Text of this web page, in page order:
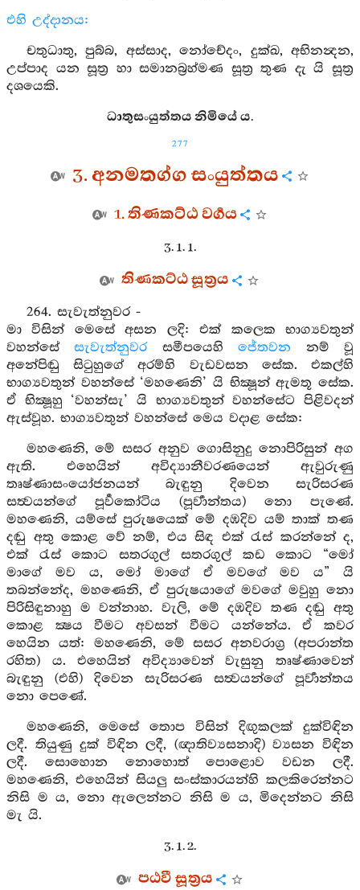
එහි උද්දානය:
චතුධාතු, පුබ්බ, අස්සාද, නෝචේදං, දුක්ඛ, අභිනන්‍දන,
උප්පාද යන සූත්‍ර හා සමානබ්‍රහ්මණ සූත්‍ර තුණ දැ යි සූත්‍ර
දශයෙකි.
ධාතුසංයුත්තය නිමියේ ය.
277
3. අනමතග්ග සංයුත්තය
1. තිණකට්ඨ වර්‍ගය
3. 1. 1.
තිණකට්ඨ සූත්‍රය
264. සැවැත්නුවර -
මා විසින් මෙසේ අසන ලදි: එක් කලෙක භාග්‍යවතුන්
වහන්සේසැවැත්නුවරසමීපයෙහිජේතවන නම් වූ
අනේපිඬු සිටුහුගේ අරම්හි වැඩවසන සේක. එකල්හි
භාග්‍යවතුන් වහන්සේ ‘මහණෙනි’ යි භික්‍ෂූන් ඇමතූ සේක.
ඒ භික්‍ෂූහු ‘වහන්සැ’ යි භාග්‍යවතුන් වහන්සේට පිළිවදන්
ඇස්වූහ. භාග්‍යවතුන් වහන්සේ මෙය වදාළ සේක:
මහණෙනි, මේ සසර අනුව ගොසිනුදු නොපිරිසුන් අග
ඇති. එහෙයින් අවිද්‍යානීවරණයෙන් ඇවුරුණු
තෘෂ්ණාසංයෝජනයන් බැඳුනු දිවෙන සැරිසරණ
සත්‍වයන්ගේ පූර්‍වකෝටිය (පූර්‍වාන්තය) නො පැණේ.
මහණෙනි, යම්සේ පුරුෂයෙක් මේ දඹදිව යම් තාක් තණ
දඬු අතු කොළ වේ නම්, එය සිඳ එක් රැස් කරන්නේ ද,
එක් රැස් කොට සතරගුල් සතරගුල් කඩ කොට “මෝ
මාගේ මව ය, මෝ මාගේ ඒ මවගේ මව ය” යි
තබන්නේද, මහණෙනි, ඒ පුරුෂයාගේ මවගේ මවුහු නො
පිරිසිඳුනාහු ම වන්නාහ. වැලි, මේ දඹදිව තණ දඬු අතු
කොළ ක්‍ෂය වීමට අවසන් වීමට යන්නේය. ඒ කවර
හෙයින යත්: මහණෙනි, මේ සසර අනවරාග්‍ර (අපරාන්ත
රහිත) ය. එහෙයින් අවිද්‍යාවෙන් වැසුනු තෘෂ්ණාවෙන්
බැඳුනු (එහි) දිවෙන සැරිසරණ සත්‍වයන්ගේ පූර්‍වාන්තය
නො පෙණේ.
මහණෙනි, මෙසේ තොප විසින් දිඟුකලක් දුක්විඳින
ලදී. තියුණු දුක් විඳින ලදී, (ඥාතිව්‍යසනාදි) ව්‍යසන විඳින
ලදී. සොහොන නොහොත් පොළොව වඩන ලදී.
මහණෙනි, එහෙයින් සියලු සංස්කාරයන්හි කලකිරෙන්නට
නිසි ම ය, නො ඇලෙන්නට නිසි ම ය, මිදෙන්නට නිසි
මැ යි.
3. 1. 2.
පඨවී සූත්‍රය